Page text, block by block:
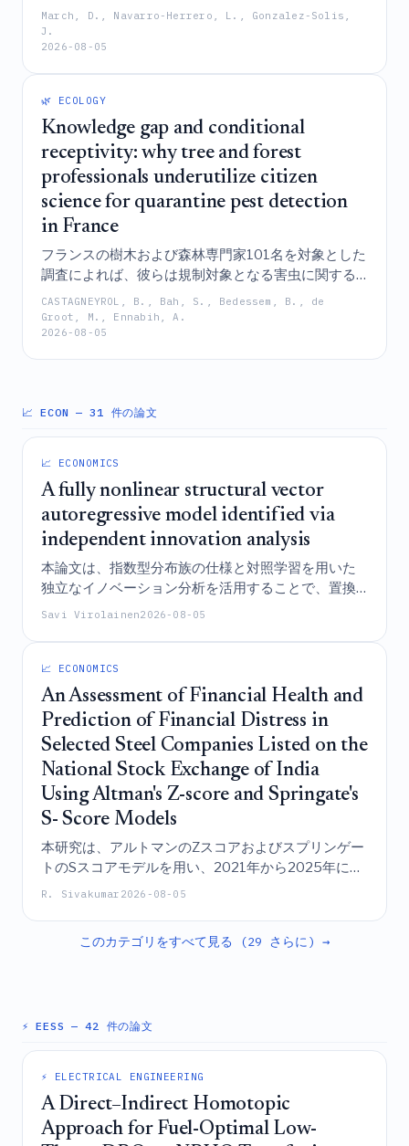
生を効果的に区別する、Rパッケージ「intersimR」
として実装されたシミュレーションベースのフレー
ムワークを紹介するものであり、漁船は交通量のわ
ずかな割合を占めるものの、スコポリズミミズガイ
部分を駆動していることを明らかにしている。
March, D., Navarro-Herrero, L., Gonzalez-Solis,
J.
2026-08-05
🌿 ECOLOGY
Knowledge gap and conditional
receptivity: why tree and forest
professionals underutilize citizen
science for quarantine pest detection
in France
フランスの樹木および森林専門家101名を対象とした
調査によれば、彼らは規制対象となる害虫に関する
知識レベルは様々であり、市民科学プラットフォー
ムを情報収集のために価値があると考えているもの
の、これらのツールを能動的な報告に活用すること
は少なく、検疫有害生物の早期発見よりも、既知の
CASTAGNEYROL, B., Bah, S., Bedessem, B., de
Groot, M., Ennabih, A.
2026-08-05
📈 ECON — 31 件の論文
📈 ECONOMICS
A fully nonlinear structural vector
autoregressive model identified via
independent innovation analysis
本論文は、指数型分布族の仕様と対照学習を用いた
独立なイノベーション分析を活用することで、置換
および符号の変化を除いて構造ショックの識別を実
産の石油価格ショックに対する反応のような非対称
な経済的応答の推定を可能にしている。
Savi Virolainen2026-08-05
📈 ECONOMICS
An Assessment of Financial Health and
Prediction of Financial Distress in
Selected Steel Companies Listed on the
National Stock Exchange of India
Using Altman's Z-score and Springate's
S- Score Models
本研究は、アルトマンのZスコアおよびスプリンゲー
トのSスコアモデルを用い、2021年から2025年にお
けるインドの主要鉄鋼メーカー4社（JSW、タタ・ス
期的な安定性のための戦略的介入を必要とする、広
R. Sivakumar 2026-08-05
このカテゴリをすべて見る (29 さらに) →
⚡ EESS — 42 件の論文
⚡ ELECTRICAL ENGINEERING
A Direct–Indirect Homotopic
Approach for Fuel-Optimal Low-